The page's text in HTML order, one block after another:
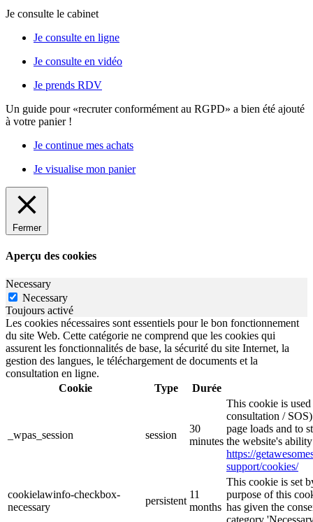
Je consulte le cabinet
Je consulte en ligne
Je consulte en vidéo
Je prends RDV
Un guide pour «recruter conformément au RGPD» a bien été ajouté
à votre panier !
Je continue mes achats
Je visualise mon panier
Fermer
Aperçu des cookies
Necessary
Necessary
Toujours activé
Les cookies nécessaires sont essentiels pour le bon fonctionnement
du site Web. Cette catégorie ne comprend que les cookies qui
assurent les fonctionnalités de base, la sécurité du site Internet, la
gestion des langues, le téléchargement de documents et la
consultation en ligne.
Cookie
Type Durée
_wpas_session session
30
minutes
This cookie is
consultation /
page loads and to
the website's
https://
support/cookies/
cookielawinfo-checkbox-
necessary
persistent
11
months
This cookie is set
purpose of this
has given the
category